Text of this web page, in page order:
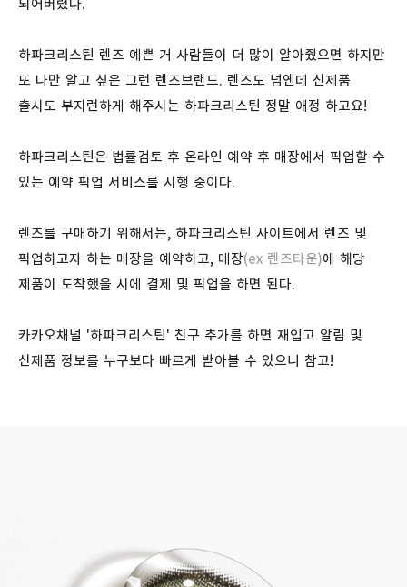
되어버렸다.
하파크리스틴 렌즈 예쁜 거 사람들이 더 많이 알아줬으면 하지만
또 나만 알고 싶은 그런 렌즈브랜드. 렌즈도 넘옌데 신제품
출시도 부지런하게 해주시는 하파크리스틴 정말 애정 하고요!
하파크리스틴은 법률검토 후 온라인 예약 후 매장에서 픽업할 수
있는 예약 픽업 서비스를 시행 중이다.
렌즈를 구매하기 위해서는, 하파크리스틴 사이트에서 렌즈 및
픽업하고자 하는 매장을 예약하고, 매장(ex 렌즈타운)에 해당
제품이 도착했을 시에 결제 및 픽업을 하면 된다.
카카오채널 '하파크리스틴' 친구 추가를 하면 재입고 알림 및
신제품 정보를 누구보다 빠르게 받아볼 수 있으니 참고!